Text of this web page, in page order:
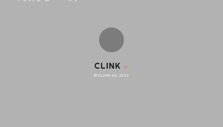
© CLINK Inc. 2022